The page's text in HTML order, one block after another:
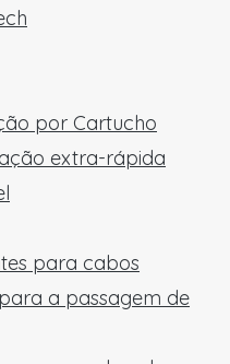
por Cartucho
extra-rápida
para cabos
a passagem de